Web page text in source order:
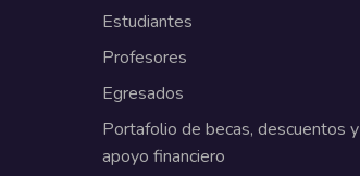
Estudiantes
Profesores
Egresados
Portafolio de becas, descuentos y
apoyo financiero